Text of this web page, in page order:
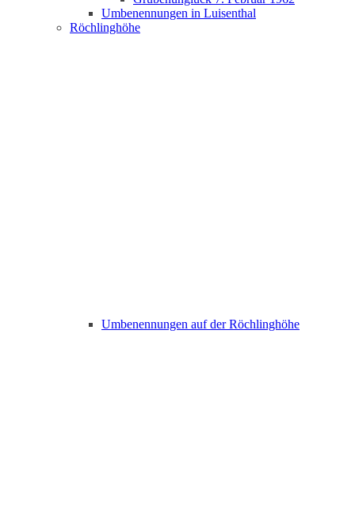
Umbenennungen in Luisenthal
Röchlinghöhe
Umbenennungen auf der Röchlinghöhe